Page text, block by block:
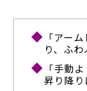
「アー
り、ふ
「手動
昇り降り